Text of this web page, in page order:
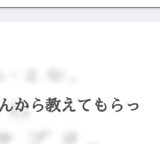
＊
から教えてもらっ